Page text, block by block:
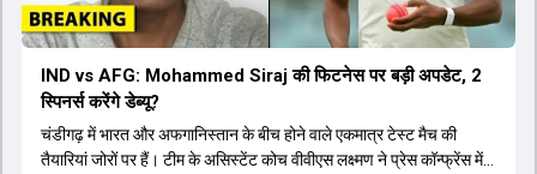
IND vs AFG: Mohammed Siraj की फिटनेस पर बड़ी अपडेट, 2
स्पिनर्स करेंगे डेब्यू?
चंडीगढ़ में भारत और अफगानिस्तान के बीच होने वाले एकमात्र टेस्ट मैच की
तैयारियां जोरों पर हैं। टीम के असिस्टेंट कोच वीवीएस लक्ष्मण ने प्रेस कॉन्फ्रेंस में